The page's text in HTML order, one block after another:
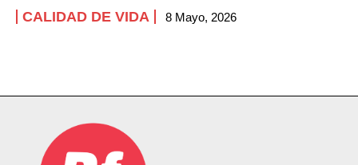
CALIDAD DE VIDA 8 Mayo, 2026